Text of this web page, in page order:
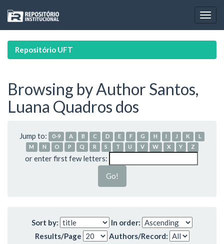
navigation
Repositório UFT
Browsing by Author Santos,
Luana Quadros dos
Jump to: 0-9 A B C D E F G H I J K
L
M
N O P Q R S T U V W X Y Z
or enter first few letters:
Sort by:
In order:
Results/Page
Authors/Record: